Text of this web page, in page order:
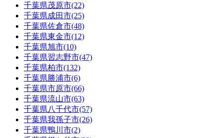
千葉県茂原市(22)
千葉県成田市(25)
千葉県佐倉市(48)
千葉県東金市(12)
千葉県旭市(10)
千葉県習志野市(47)
千葉県柏市(132)
千葉県勝浦市(6)
千葉県市原市(66)
千葉県流山市(63)
千葉県八千代市(57)
千葉県我孫子市(26)
千葉県鴨川市(2)